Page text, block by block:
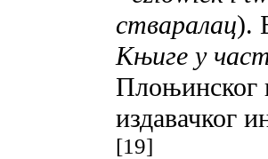
стваралац).
Књиге у
Плоњинског
издавачког
[19]